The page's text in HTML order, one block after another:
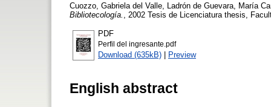
Cuozzo, Gabriela del Valle
Ladrón de Guevara, María
Bibliotecología.
, 2002 Tesis de Licenciatura thesis,
PDF
Perfil del ingresante.pdf
Download (635kB) | Preview
English abstract